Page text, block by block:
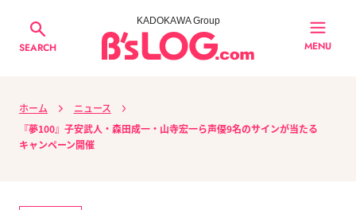
SEARCH
KADOKAWA Group
MENU
ホーム
ニュース
『夢100』子安武人・森田成一・山寺宏一ら声優9名のサインが当たる
キャンペーン開催